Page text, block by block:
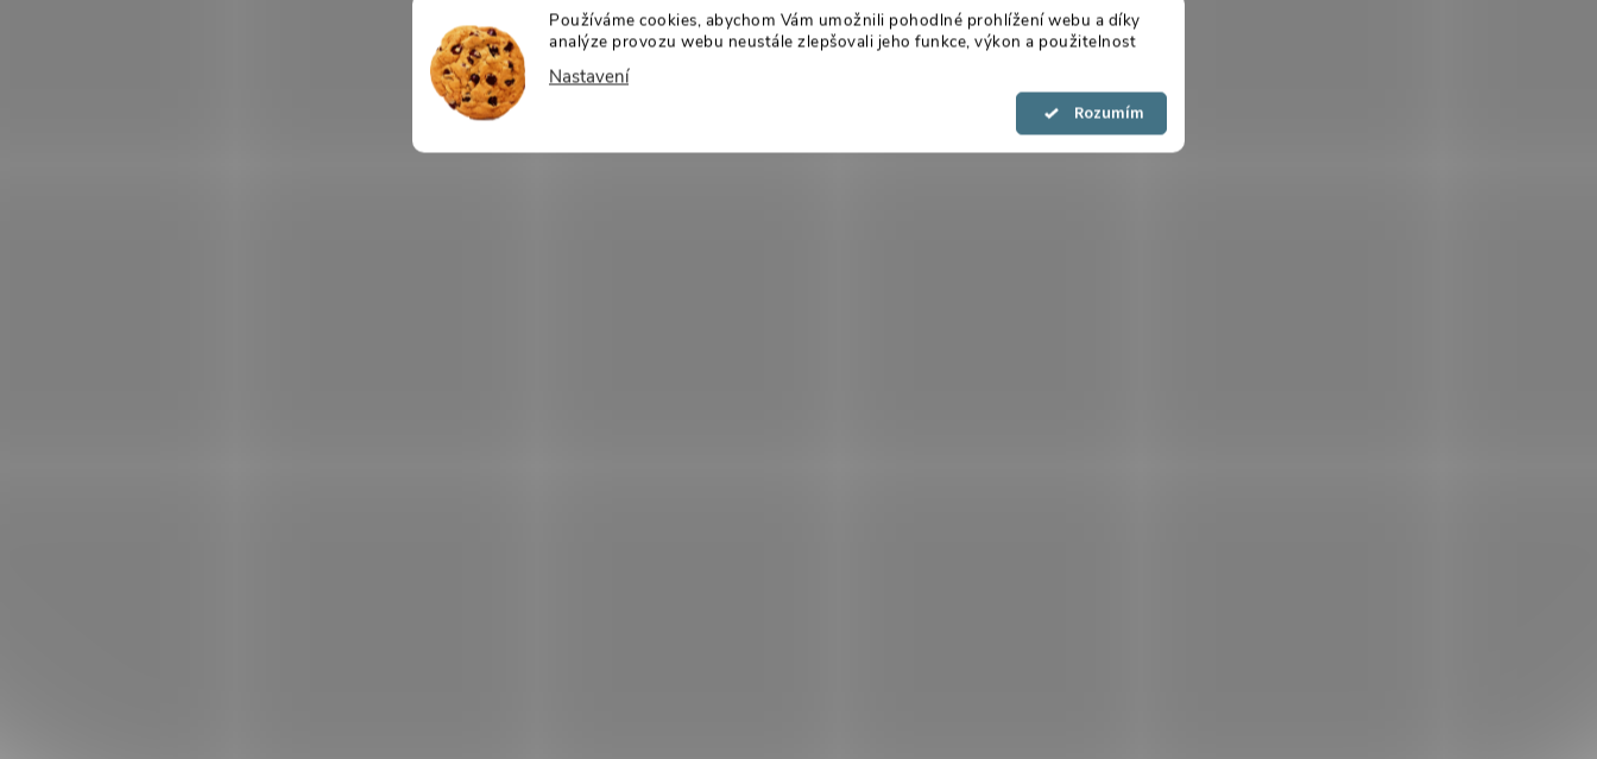
Používáme cookies, abychom Vám umožnili pohodlné prohlížení webu a díky
analýze provozu webu neustále zlepšovali jeho funkce, výkon a použitelnost
Nastavení
Souhlasím